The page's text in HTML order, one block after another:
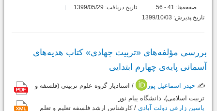
صفحه‌ها: 41
-
تاریخ دریافت: 1399/05/29
تاریخ پذیرش: 1399/10/03
بررسی مؤلفه‌های «تربیت جهادی» کتاب هدیه‌های
آسمانی پایه‌ی چهارم ابتدایی
✍️ حیدر اسماعیل پور
/ استادیار گروه علوم تربیتی (فلسفه و
تربیت اسلامی)، دانشگاه پیام نور
یاسین زارعی دولت آبادی / کارشناس ارشد فلسفه تعلیم و تعلم